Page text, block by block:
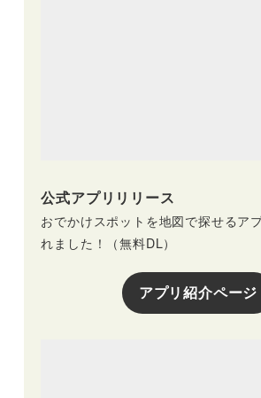
公式アプリリリース
おでかけスポットを地図で探せるア
れました！（無料DL）
アプリ紹介ページ